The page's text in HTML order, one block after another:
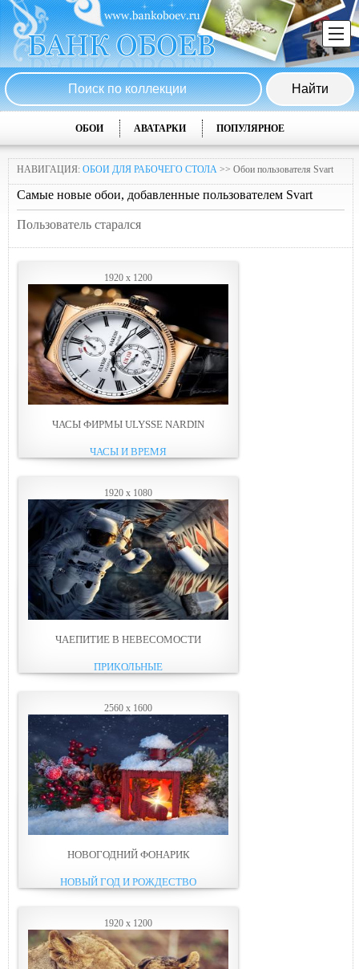
ОБОИ АВАТАРКИ ПОПУЛЯРНОЕ
НАВИГАЦИЯ: ОБОИ ДЛЯ РАБОЧЕГО СТОЛА >> Обои пользователя Svart
Самые новые обои, добавленные пользователем Svart
Пользователь старался
1920 x 1200
ЧАСЫ ФИРМЫ ULYSSE NARDIN
ЧАСЫ И ВРЕМЯ
1920 x 1080
ЧАЕПИТИЕ В НЕВЕСОМОСТИ
ПРИКОЛЬНЫЕ
2560 x 1600
НОВОГОДНИЙ ФОНАРИК
НОВЫЙ ГОД И РОЖДЕСТВО
1920 x 1200